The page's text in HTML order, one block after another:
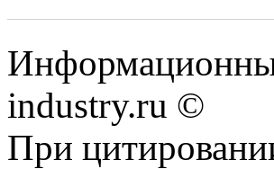
industry.ru ©
При